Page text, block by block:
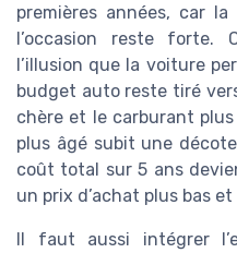
premières années, car
l’occasion reste forte.
l’illusion que la voiture
budget auto reste tiré
chère et le carburant
plus âgé subit une
coût total sur 5 ans
un prix d’achat plus bas
Il faut aussi intégrer